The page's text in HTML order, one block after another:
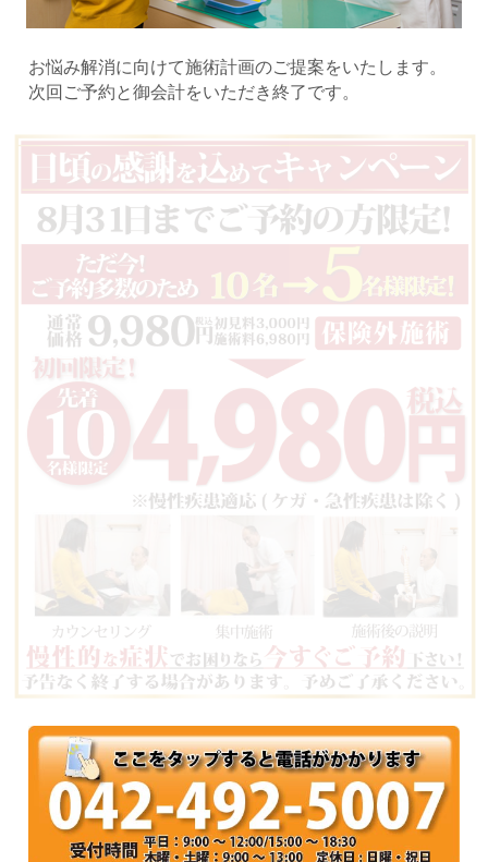
お悩み解消に向けて施術計画のご提案をいたします。
次回ご予約と御会計をいただき終了です。